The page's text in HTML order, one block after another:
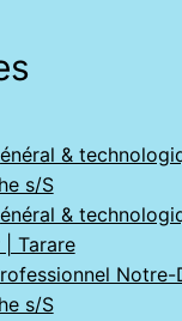
&
s/S
&
Tarare
Notre-
s/S